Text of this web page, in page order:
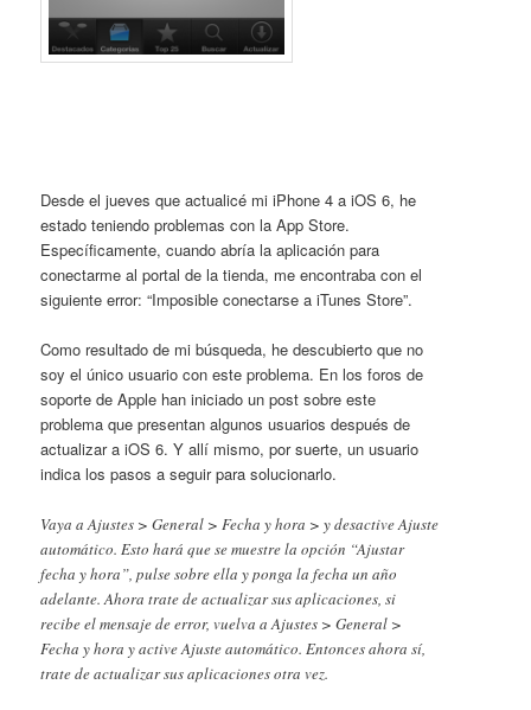
Desde el jueves que actualicé mi iPhone 4 a iOS 6, he
estado teniendo problemas con la App Store.
Específicamente, cuando abría la aplicación para
conectarme al portal de la tienda, me encontraba con el
siguiente error: “Imposible conectarse a iTunes Store”.
Como resultado de mi búsqueda, he descubierto que no
soy el único usuario con este problema. En los foros de
soporte de Apple han iniciado un post sobre este
problema que presentan algunos usuarios después de
actualizar a iOS 6. Y allí mismo, por suerte, un usuario
indica los pasos a seguir para solucionarlo.
Vaya a Ajustes > General > Fecha y hora > y desactive Ajuste
automático. Esto hará que se muestre la opción “Ajustar
fecha y hora”, pulse sobre ella y ponga la fecha un año
adelante. Ahora trate de actualizar sus aplicaciones, si
recibe el mensaje de error, vuelva a Ajustes > General >
Fecha y hora y active Ajuste automático. Entonces ahora sí,
trate de actualizar sus aplicaciones otra vez.